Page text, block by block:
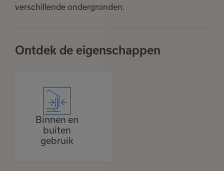
verschillende ondergronden.
Ontdek de eigenschappen
Binnen en
buiten
gebruik